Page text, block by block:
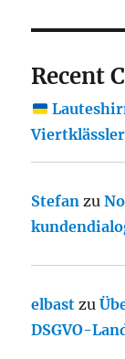
Recent
Stefan zu
elbast zu
DSGVO-